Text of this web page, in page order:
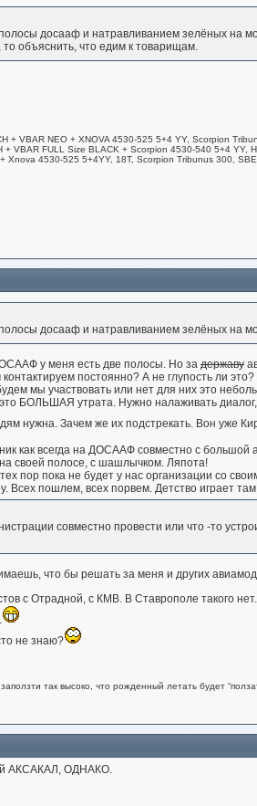
досааф и натравливанием зелёных на
то объяснить, что едим к товарищам.
+ VBAR NEO + XNOVA 4530-525 5+4 YY, Scorpion
+ VBAR FULL Size BLACK + Scorpion 4530-540 5+4 YY,
Xnova 4530-525 5+4YY, 18T, Scorpion Tribunus 300,
досааф и натравливанием зелёных на
у меня есть две полосы. Но за державу
постоянно? А не глупость ли это?
мы участвовать или нет для них это
БОЛЬШАЯ утрата. Нужно налаживать
нужна. Зачем же их подстрекать. Вон уже
как всегда на ДОСААФ совместно с большой
своей полосе, с шашлычком. Ляпота!
пор пока не будет у нас организации со
Всех пошлем, всех порвем. Детство играет
совместно провести или что -то
что бы решать за меня и других
с Отрадной, с КМВ. В Ставрополе такого
не знаю?
так высоко, что рожденный летать будет
АКСАКАЛ, ОДНАКО.